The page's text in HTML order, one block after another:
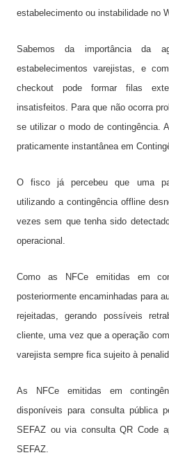
estabelecimento ou instabilidade no
Sabemos da importância da
estabelecimentos varejistas, e
checkout pode formar filas
insatisfeitos. Para que não ocorra
se utilizar o modo de contingência.
praticamente instantânea em
O fisco já percebeu que uma
utilizando a contingência offline
vezes sem que tenha sido
operacional.
Como as NFCe emitidas em
posteriormente encaminhadas para
rejeitadas, gerando possíveis
cliente, uma vez que a operação
varejista sempre fica sujeito à
As NFCe emitidas em
disponíveis para consulta pública
SEFAZ ou via consulta QR Code
SEFAZ.